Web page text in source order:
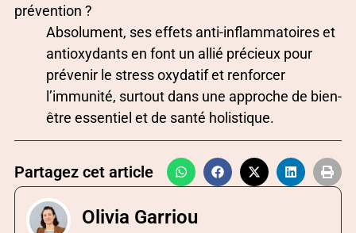
prévention ?
Absolument, ses effets anti-inflammatoires et
antioxydants en font un allié précieux pour
prévenir le stress oxydatif et renforcer
l’immunité, surtout dans une approche de bien-
être essentiel et de santé holistique.
Partagez cet article
Olivia Garriou